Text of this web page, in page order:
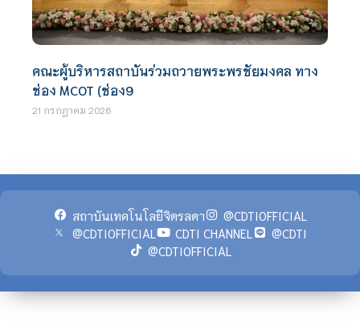
คณะผู้บริหารสถาบันร่วมถวายพระพรชัยมงคล ทาง
ช่อง MCOT (ช่อง9
21 กรกฎาคม 2026
สถาบันเทคโนโลยีจิตรลดา
@CDTIOFFICIAL
@CDTIOFFICIAL
CDTI CHANNEL
@CDTI
@CDTIOFFICIAL